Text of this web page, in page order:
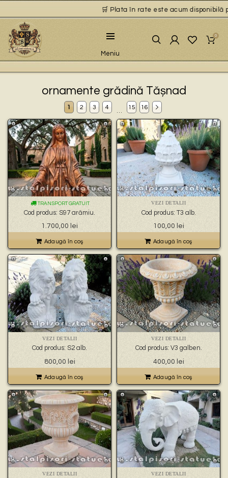
🛒 Plata în rate este acum disponibilă
Meniu
0
ornamente grădină Tășnad
1 2 3 4 15 16
TRANSPORT GRATUIT
Cod produs: S97 arămiu.
1.700,00 lei
Adaugă în coş
VEZI DETALII
Cod produs: T3 alb.
100,00 lei
Adaugă în coş
VEZI DETALII
Cod produs: S2 alb.
800,00 lei
Adaugă în coş
VEZI DETALII
Cod produs: V3 galben.
400,00 lei
Adaugă în coş
VEZI DETALII VEZI DETALII